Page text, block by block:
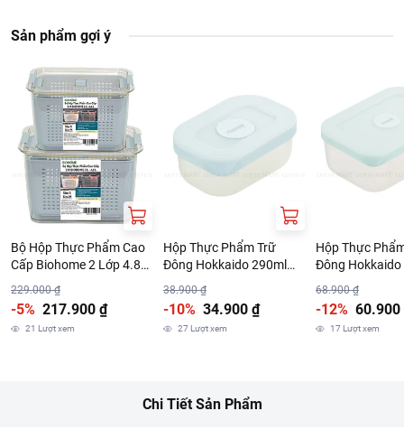
Sản phẩm gợi ý
Bộ Hộp Thực Phẩm Cao
Cấp Biohome 2 Lớp 4.8L
229.000 ₫
-5% 217.900 ₫
21 Lượt xem
Hộp Thực Phẩm Trữ
Đông Hokkaido 290ml
38.900 ₫
-10% 34.900 ₫
27 Lượt xem
Hộp Thực
Đông Hokkaido
68.900 ₫
-12% 60.900
17 Lượt xem
Chi Tiết Sản Phẩm